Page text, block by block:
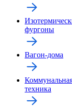
фургоны
Вагон-дома
техника